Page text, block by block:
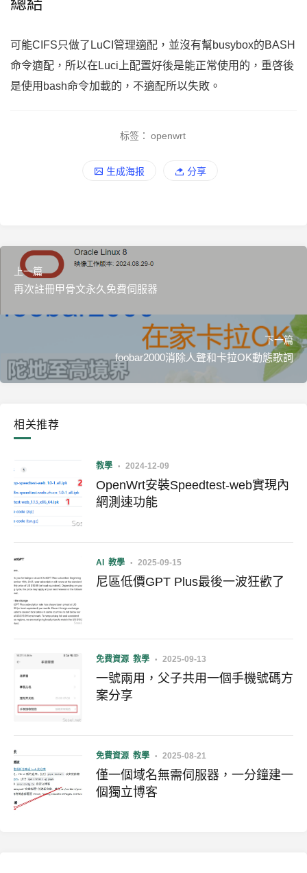
可能CIFS只做了LuCI管理適配，並沒有幫busybox的BASH
命令適配，所以在Luci上配置好後是能正常使用的，重啓後
是使用bash命令加載的，不適配所以失敗。
标签： openwrt
生成海报 分享
上一篇
再次註冊甲骨文永久免費伺服器
下一篇
foobar2000消除人聲和卡拉OK動態歌詞
相关推荐
教學 2024-12-09
OpenWrt安裝Speedtest-web實現內
網測速功能
AI 教學 2025-09-15
尼區低價GPT Plus最後一波狂歡了
免費資源 教學 2025-09-13
一號兩用，父子共用一個手機號碼方
案分享
免費資源 教學 2025-08-21
僅一個域名無需伺服器，一分鐘建一
個獨立博客